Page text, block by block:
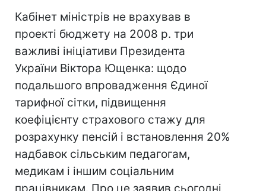
Кабінет міністрів не врахував в
проекті бюджету на 2008 р. три
важливі ініціативи Президента
України Віктора Ющенка: щодо
подальшого впровадження Єдиної
тарифної сітки, підвищення
коефіцієнту страхового стажу для
розрахунку пенсій і встановлення 20%
надбавок сільським педагогам,
медикам і іншим соціальним